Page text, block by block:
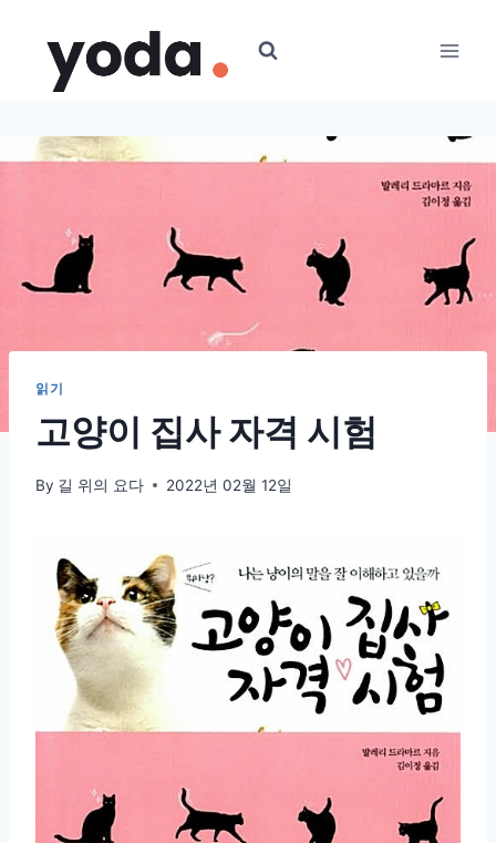
content
읽기
고양이 집사 자격 시험
By 길 위의 요다 2022년 02월 12일